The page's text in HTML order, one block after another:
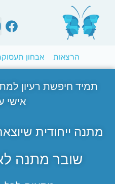
הרצאות אבחון
תמיד חיפשת רעיון
אישי
מתנה ייחודית
שובר מתנה